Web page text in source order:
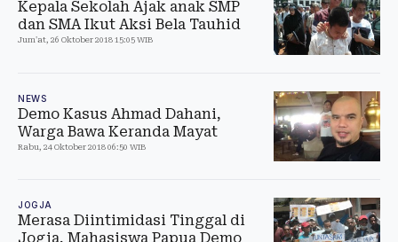
Kepala Sekolah Ajak anak SMP
dan SMA Ikut Aksi Bela Tauhid
Jum'at, 26 Oktober 2018 15:05 WIB
NEWS
Demo Kasus Ahmad Dahani,
Warga Bawa Keranda Mayat
Rabu, 24 Oktober 2018 06:50 WIB
JOGJA
Merasa Diintimidasi Tinggal di
Jogja, Mahasiswa Papua Demo